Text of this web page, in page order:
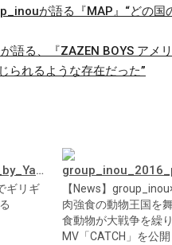
が語る『MAP』“どの
語る、『ZAZEN BOYS アメ
られるような存在だった”
ギリギ
【News】
肉強食の動物王国を
食動物が大戦争を繰
MV「CATCH」を公開